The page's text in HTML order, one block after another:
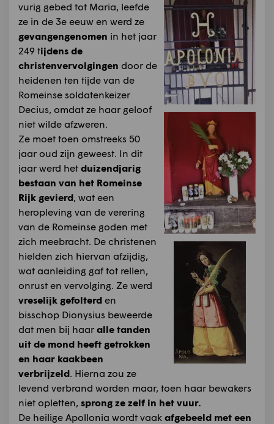
vurig gebed tot Maria, leefde
ze in de 3e eeuw en werd ze
gevangengenomen in het jaar
249 tijdens de
christenvervolgingen door de
heidenen ten tijde van de
Romeinse soldatenkeizer
Decius, omdat ze haar geloof
niet wilde afzweren.
Ze moet toen omstreeks 50
jaar oud zijn geweest. In dit
jaar werd het duizendjarig
bestaan van het Romeinse
Rijk gevierd, wat een
heropleving van de verering
van de Romeinse goden met
zich meebracht. De christenen
hielden zich hiervan afzijdig,
wat aanleiding gaf tot rellen,
onrust en vervolging. Ze werd
vreselijk gefolterd en
bisschop Dionysius beweerde
dat men bij haar alle tanden
uit de mond heeft getrokken
en haar kaakbeen
verbrijzeld. Hierna zou ze
levend verbrand worden maar, toen haar bewakers
niet opletten, sprong ze zelf in het vuur.
De heilige Apollonia wordt vaak afgebeeld met een